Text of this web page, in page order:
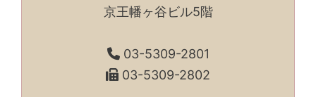
京王幡ヶ谷ビル5階
03-5309-2801
03-5309-2802